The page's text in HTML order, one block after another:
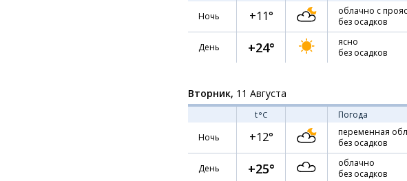
Ночь
+11°
облачно с
без осадков
День +24°
ясно
без осадков
Вторник, 11 Августа
t°C Погода
Ночь
+12°
переменная
без осадков
День +25°
облачно
без осадков